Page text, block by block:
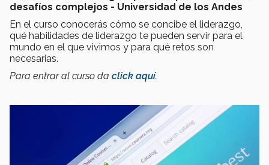
desafíos complejos - Universidad de los Andes
En el curso conocerás cómo se concibe el liderazgo,
qué habilidades de liderazgo te pueden servir para el
mundo en el que vivimos y para qué retos son
necesarias.
Para entrar al curso da click aquí.